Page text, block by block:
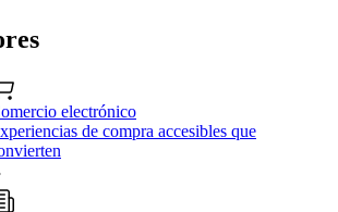
electrónico
de compra accesibles que